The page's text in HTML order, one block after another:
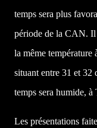
temps sera plus
période de la CAN. Il
la même température
situant entre 31 et 32
temps sera humide, à
Les présentations